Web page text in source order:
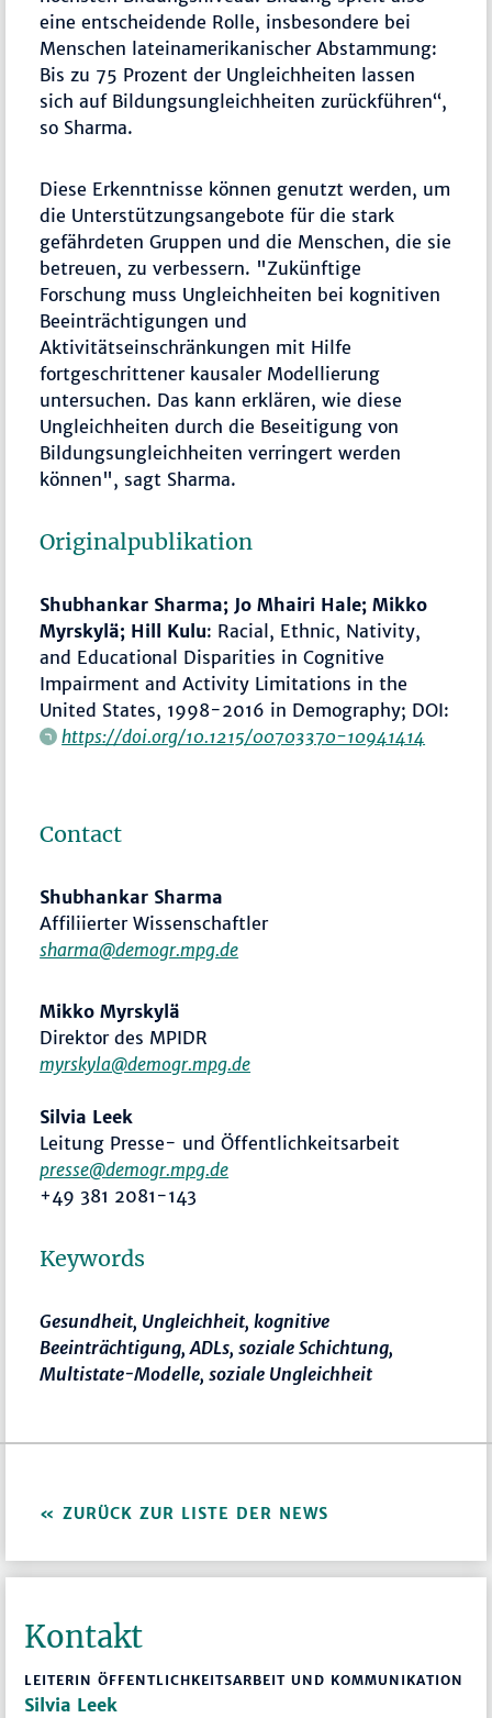
eine entscheidende Rolle, insbesondere bei
Menschen lateinamerikanischer Abstammung:
Bis zu 75 Prozent der Ungleichheiten lassen
sich auf Bildungsungleichheiten zurückführen“,
so Sharma.
Diese Erkenntnisse können genutzt werden, um
die Unterstützungsangebote für die stark
gefährdeten Gruppen und die Menschen, die sie
betreuen, zu verbessern. "Zukünftige
Forschung muss Ungleichheiten bei kognitiven
Beeinträchtigungen und
Aktivitätseinschränkungen mit Hilfe
fortgeschrittener kausaler Modellierung
untersuchen. Das kann erklären, wie diese
Ungleichheiten durch die Beseitigung von
Bildungsungleichheiten verringert werden
können", sagt Sharma.
Originalpublikation
Shubhankar Sharma; Jo Mhairi Hale;Mikko
Myrskylä; Hill Kulu: Racial, Ethnic, Nativity,
and Educational Disparities in Cognitive
Impairment and Activity Limitations in the
United States, 1998-2016 in Demography; DOI:
https://doi.org/10.1215/00703370-10941414
Contact
Shubhankar Sharma
Affiliierter Wissenschaftler
sharma@demogr.mpg.de
Mikko Myrskylä
Direktor des MPIDR
myrskyla@demogr.mpg.de
Silvia Leek
Leitung Presse- und Öffentlichkeitsarbeit
presse@demogr.mpg.de
+49 381 2081-143
Keywords
Gesundheit, Ungleichheit, kognitive
Beeinträchtigung, ADLs, soziale Schichtung,
Multistate-Modelle, soziale Ungleichheit
ZURÜCK ZUR LISTE DER NEWS
Kontakt
LEITERIN ÖFFENTLICHKEITSARBEIT UND KOMMUNIKATION
Silvia Leek